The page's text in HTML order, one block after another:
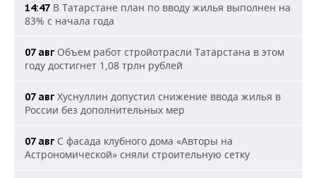
14:47 В Татарстане план по вводу жилья выполнен на
83% с начала года
07 авг Объем работ стройотрасли Татарстана в этом
году достигнет 1,08 трлн рублей
07 авг Хуснуллин допустил снижение ввода жилья в
России без дополнительных мер
07 авг С фасада клубного дома «Авторы на
Астрономической» сняли строительную сетку